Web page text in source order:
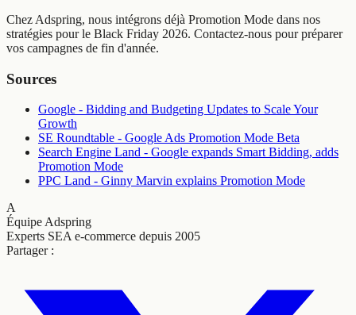
Chez Adspring, nous intégrons déjà Promotion Mode dans nos
stratégies pour le Black Friday 2026. Contactez-nous pour préparer
vos campagnes de fin d'année.
Sources
Google - Bidding and Budgeting Updates to Scale Your
Growth
SE Roundtable - Google Ads Promotion Mode Beta
Search Engine Land - Google expands Smart Bidding, adds
Promotion Mode
PPC Land - Ginny Marvin explains Promotion Mode
A
Équipe Adspring
Experts SEA e-commerce depuis 2005
Partager :